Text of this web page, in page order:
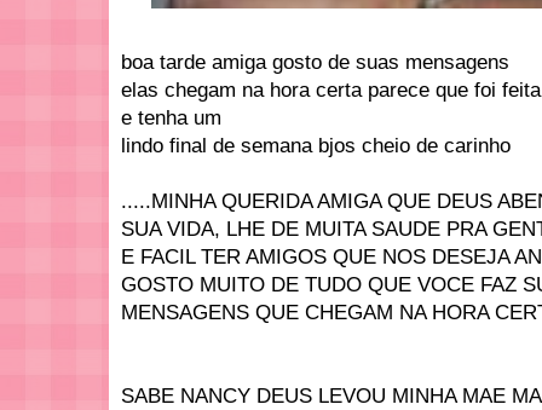
boa tarde amiga gosto de suas mensagens
elas chegam na hora certa parece que foi
e tenha um
lindo final de semana bjos cheio de carinho
.....MINHA QUERIDA AMIGA QUE DEUS
SUA VIDA, LHE DE MUITA SAUDE PRA
E FACIL TER AMIGOS QUE NOS DESEJA
GOSTO MUITO DE TUDO QUE VOCE FAZ
MENSAGENS QUE CHEGAM NA HORA
SABE NANCY DEUS LEVOU MINHA MAE